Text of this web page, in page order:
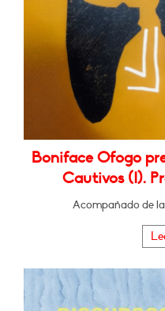
Boniface Ofogo
Cautivos (I).
Acompañado de